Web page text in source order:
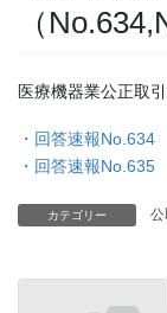
（
医療機器業公正取
・回答速報No.634
・回答速報No.635
カテゴリー